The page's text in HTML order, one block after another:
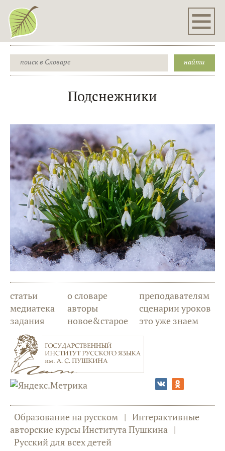
Подснежники
статьи
медиатека
задания
о словаре
авторы
новое&старое
преподавателям
сценарии уроков
это уже знаем
Образование на русском | Интерактивные
авторские курсы Института Пушкина |
Русский для всех детей